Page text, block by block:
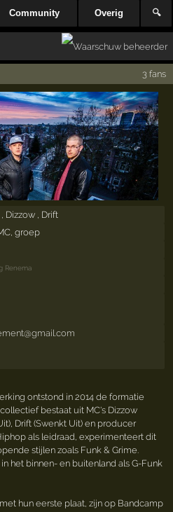
Community Overig 🔍
3 fans
Dizzow , Drift
groep
Renema
ontstond in 2014 de formatie
bestaat uit MC's Dizzow
Drift (Swenkt Uit) en producer
als leidraad, experimenteert dit
stijlen zoals Funk & Grime.
het binnen- en buitenland als G-Funk
hun eerste plaat, zijn op Bandcamp